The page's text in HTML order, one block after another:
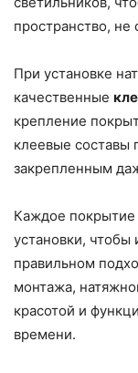
пространство, не
При установке
качественные
крепление
клеевые составы
закрепленным
Каждое покрытие
установки, чтобы
правильном
монтажа,
красотой и
времени.